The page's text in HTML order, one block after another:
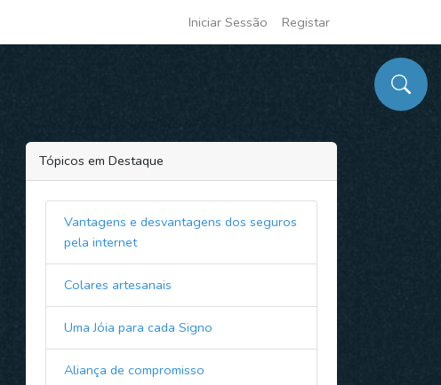
Iniciar Sessão Registar
Tópicos em Destaque
Vantagens e desvantagens dos seguros
pela internet
Colares artesanais
Uma Jóia para cada Signo
Aliança de compromisso